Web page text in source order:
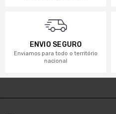
ENVIO SEGURO
Enviamos para todo o território
nacional